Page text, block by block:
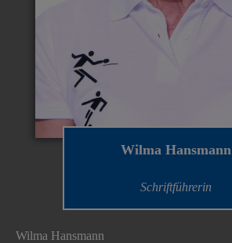
Wilma Hansmann
Schriftführerin
Wilma Hansmann